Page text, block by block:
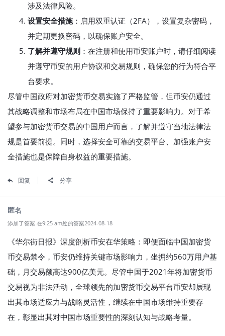
涉及法律风险。
设置安全措施：启用双重认证（2FA），设置复杂密码，
并定期更换密码，以确保账户安全。
了解并遵守规则 ：在注册和使用币安账户时，请仔细阅读
并遵守币安的用户协议和交易规则，确保您的行为符合平
台要求。
尽管中国政府对加密货币交易实施了严格监管，但币安仍通过
其战略调整和市场布局在中国市场保持了重要影响力。对于希
望参与加密货币交易的中国用户而言，了解并遵守当地法律法
规是首要前提。同时，选择安全可靠的交易平台、加强账户安
全措施也是保障自身权益的重要措施。
回复 分享
匿名
添加了答案 在9:25 am处的答案2024-08-18
《华尔街日报》深度剖析币安在华策略：即便面临中国加密货
币交易禁令，币安仍维持关键市场影响力，坐拥约560万用户基
础，月交易额高达900亿美元。尽管中国于2021年将加密货币
交易视为非法活动，全球领先的加密货币交易平台币安却展现
出其市场适应力与战略灵活性，继续在中国市场维持重要存
在，彰显出其对中国市场重要性的深刻认知与战略考量。